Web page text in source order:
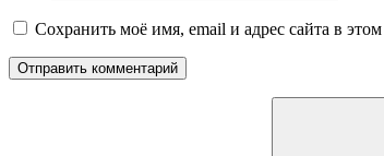
Сохранить моё имя, email и адрес сайта в